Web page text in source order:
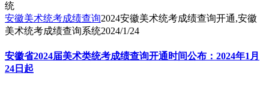
安徽美术统考成绩查询2024安徽美术统考成绩查询开通,安徽
美术统考成绩查询系统2024/1/24
安徽省2024届美术类统考成绩查询开通时间公布：2024年1月
24日起